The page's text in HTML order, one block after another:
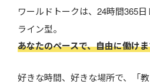
ワールドトークは、24時間365
ライン型。
あなたのペースで、自由に働け
好きな時間、好きな場所で、「